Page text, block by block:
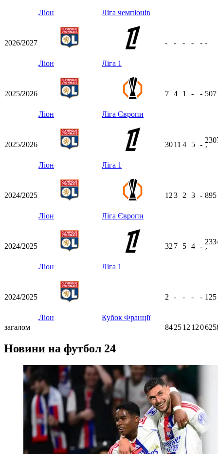
Ліон Ліга чемпіонів
2026/2027
Ліон Ліга 1
- - - - - -
2025/2026
Ліон Ліга Європи
7 4 1 - - 507
2025/2026
Ліон Ліга 1
3011 4 5 -
ʼ
2024/2025
Ліон Ліга Європи
123 2 3 - 895
2024/2025
Ліон Ліга 1
32 7 5 4 -
ʼ
2024/2025
Ліон Кубок Франції
2 - - - - 125
загалом 842512 120
Новини на футбол 24